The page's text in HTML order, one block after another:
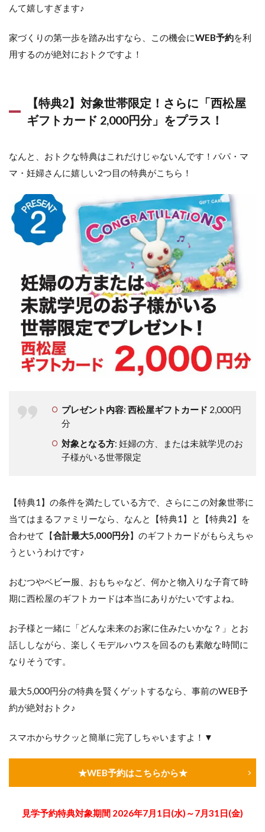
んて嬉しすぎます♪
家づくりの第一歩を踏み出すなら、この機会にWEB予約を利
用するのが絶対におトクですよ！
【特典2】対象世帯限定！さらに「西松屋
ギフトカード 2,000円分」をプラス！
なんと、おトクな特典はこれだけじゃないんです！パパ・マ
マ・妊婦さんに嬉しい2つ目の特典がこちら！
プレゼント内容: 西松屋ギフトカード 2,000円
分
対象となる方: 妊婦の方、または未就学児のお
子様がいる世帯限定
【特典1】の条件を満たしている方で、さらにこの対象世帯に
当てはまるファミリーなら、なんと【特典1】と【特典2】を
合わせて【合計最大5,000円分】のギフトカードがもらえちゃ
うというわけです♪
おむつやベビー服、おもちゃなど、何かと物入りな子育て時
期に西松屋のギフトカードは本当にありがたいですよね。
お子様と一緒に「どんな未来のお家に住みたいかな？」とお
話ししながら、楽しくモデルハウスを回るのも素敵な時間に
なりそうです。
最大5,000円分の特典を賢くゲットするなら、事前のWEB予
約が絶対おトク♪
スマホからサクッと簡単に完了しちゃいますよ！▼
★WEB予約はこちらから★
見学予約特典対象期間 2026年7月1日(水)～7月31日(金)